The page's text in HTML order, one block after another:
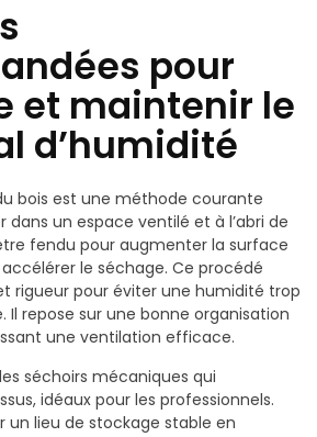
pour
et maintenir le
d’humidité
bois est une méthode courante
dans un espace ventilé et à l’abri de
fendu pour augmenter la surface
accélérer le séchage. Ce procédé
rigueur pour éviter une humidité trop
Il repose sur une bonne organisation
une ventilation efficace.
séchoirs mécaniques qui
idéaux pour les professionnels.
un lieu de stockage stable en